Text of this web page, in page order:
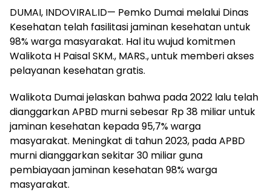
DUMAI, INDOVIRAL.ID— Pemko Dumai melalui Dinas
Kesehatan telah fasilitasi jaminan kesehatan untuk
98% warga masyarakat. Hal itu wujud komitmen
Walikota H Paisal SKM., MARS., untuk memberi akses
pelayanan kesehatan gratis.
Walikota Dumai jelaskan bahwa pada 2022 lalu telah
dianggarkan APBD murni sebesar Rp 38 miliar untuk
jaminan kesehatan kepada 95,7% warga
masyarakat. Meningkat di tahun 2023, pada APBD
murni dianggarkan sekitar 30 miliar guna
pembiayaan jaminan kesehatan 98% warga
masyarakat.